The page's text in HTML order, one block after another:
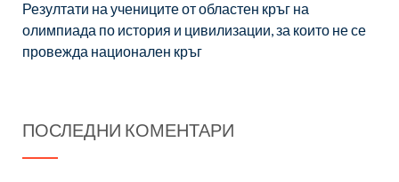
Резултати на учениците от областен кръг на
олимпиада по история и цивилизации, за които не се
провежда национален кръг
ПОСЛЕДНИ КОМЕНТАРИ